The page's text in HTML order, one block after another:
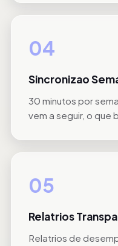
04
Sincronizao
30 minutos por
vem a seguir, o que
05
Relatrios
Relatrios de